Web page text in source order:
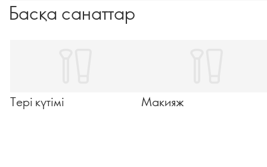
Басқа санаттар
Тері күтімі Макияж